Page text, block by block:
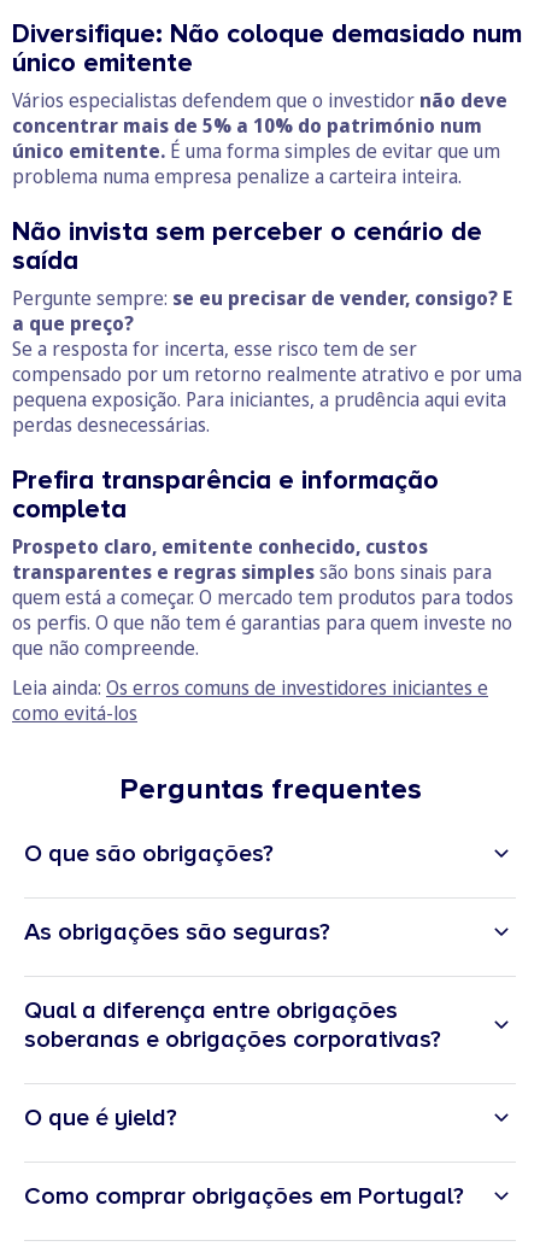
Diversifique: Não coloque demasiado num
único emitente
Vários especialistas defendem que o investidor não deve
concentrar mais de 5% a 10% do património num
único emitente. É uma forma simples de evitar que um
problema numa empresa penalize a carteira inteira.
Não invista sem perceber o cenário de
saída
Pergunte sempre: se eu precisar de vender, consigo? E
a que preço?
Se a resposta for incerta, esse risco tem de ser
compensado por um retorno realmente atrativo e por uma
pequena exposição. Para iniciantes, a prudência aqui evita
perdas desnecessárias.
Prefira transparência e informação
completa
Prospeto claro, emitente conhecido, custos
transparentes e regras simplessão bons sinais para
quem está a começar. O mercado tem produtos para todos
os perfis. O que não tem é garantias para quem investe no
que não compreende.
Leia ainda: Os erros comuns de investidores iniciantes e
como evitá-los
Perguntas frequentes
O que são obrigações?
As obrigações são seguras?
Qual a diferença entre obrigações
soberanas e obrigações corporativas?
O que é yield?
Como comprar obrigações em Portugal?